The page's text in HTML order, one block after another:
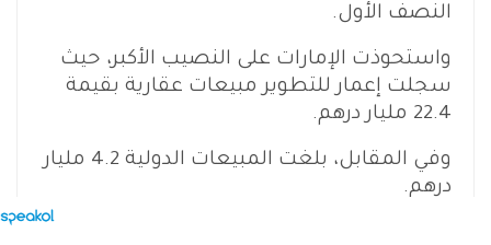
النصف الأول.
واستحوذت الإمارات على النصيب الأكبر، حيث
سجلت إعمار للتطوير مبيعات عقارية بقيمة
22.4 مليار درهم.
وفي المقابل، بلغت المبيعات الدولية 4.2 مليار
درهم.